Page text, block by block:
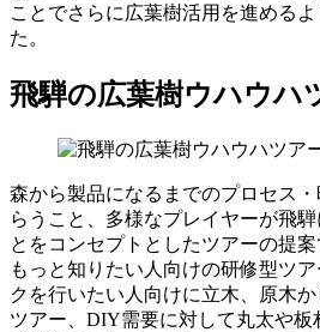
ことでさらに広葉樹活用を進める
た。
飛騨の広葉樹ウハウハ
森から製品になるまでのプロセス
らうこと、多様なプレイヤーが飛
とをコンセプトとしたツアーの提
もっと知りたい人向けの研修型ツ
クを行いたい人向けに立木、原木
ツアー、DIY需要に対して丸太や板